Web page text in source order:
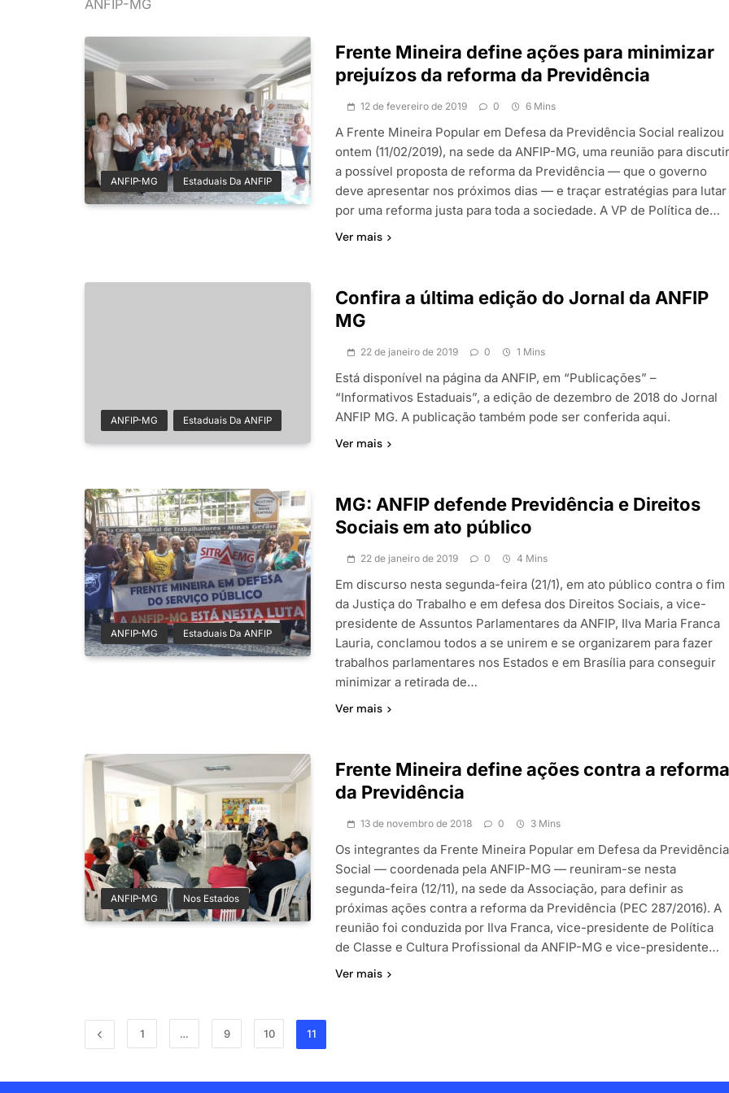
ANFIP-MG
ANFIP-MG Estaduais Da ANFIP
Frente Mineira define ações para minimizar
prejuízos da reforma da Previdência
12 de fevereiro de 2019 0 6 Mins
A Frente Mineira Popular em Defesa da Previdência Social realizou
ontem (11/02/2019), na sede da ANFIP-MG, uma reunião para
a possível proposta de reforma da Previdência — que o governo
deve apresentar nos próximos dias — e traçar estratégias para lutar
por uma reforma justa para toda a sociedade. A VP de Política de…
Ver mais
ANFIP-MG Estaduais Da ANFIP
Confira a última edição do Jornal da ANFIP
MG
22 de janeiro de 2019 0 1 Mins
Está disponível na página da ANFIP, em “Publicações” –
“Informativos Estaduais”, a edição de dezembro de 2018 do Jornal
ANFIP MG. A publicação também pode ser conferida aqui.
Ver mais
ANFIP-MG Estaduais Da ANFIP
MG: ANFIP defende Previdência e Direitos
Sociais em ato público
22 de janeiro de 2019 0 4 Mins
Em discurso nesta segunda-feira (21/1), em ato público contra o fim
da Justiça do Trabalho e em defesa dos Direitos Sociais, a vice-
presidente de Assuntos Parlamentares da ANFIP, Ilva Maria Franca
Lauria, conclamou todos a se unirem e se organizarem para fazer
trabalhos parlamentares nos Estados e em Brasília para conseguir
minimizar a retirada de…
Ver mais
ANFIP-MG Nos Estados
Frente Mineira define ações contra a
da Previdência
13 de novembro de 2018 0 3 Mins
Os integrantes da Frente Mineira Popular em Defesa da Previdência
Social — coordenada pela ANFIP-MG — reuniram-se nesta
segunda-feira (12/11), na sede da Associação, para definir as
próximas ações contra a reforma da Previdência (PEC 287/2016). A
reunião foi conduzida por Ilva Franca, vice-presidente de Política
de Classe e Cultura Profissional da ANFIP-MG e vice-presidente…
Ver mais
1 … 9 10 11